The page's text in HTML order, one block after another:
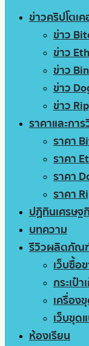
ข่าวคริปโตเค
ข่าว
ข่าว
ข่าว
ข่าว
ข่าว
ราคาและการ
ราคา
ราคา
ราคา
ราคา
ปฏิทินเศรษฐ
บทความ
รีวิวผลิตภัณ
เว็บซื้อ
กระเป๋
เครื่อง
เว็บขุด
ห้องเรียน